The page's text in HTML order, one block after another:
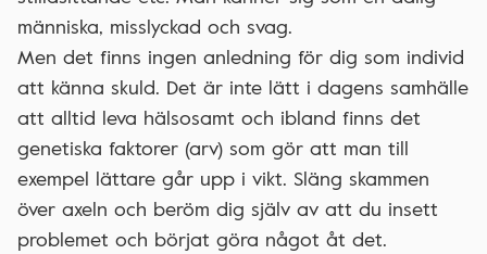
människa, misslyckad och svag.
Men det finns ingen anledning för dig som individ
att känna skuld. Det är inte lätt i dagens samhälle
att alltid leva hälsosamt och ibland finns det
genetiska faktorer (arv) som gör att man till
exempel lättare går upp i vikt. Släng skammen
över axeln och beröm dig själv av att du insett
problemet och börjat göra något åt det.